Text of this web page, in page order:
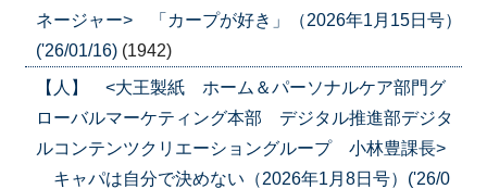
ネージャー> 「カープが好き」（2026年1月15日号）
('26/01/16) (1942)
【人】 <大王製紙 ホーム＆パーソナルケア部門グ
ローバルマーケティング本部 デジタル推進部デジタ
ルコンテンツクリエーショングループ 小林豊課長>
キャパは自分で決めない（2026年1月8日号）('26/0